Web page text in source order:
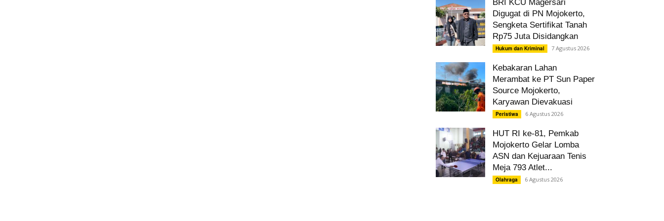
BRI KCU Magersari
Digugat di PN Mojokerto,
Sengketa Sertifikat Tanah
Rp75 Juta Disidangkan
Hukum dan Kriminal 7 Agustus 2026
Kebakaran Lahan
Merambat ke PT Sun Paper
Source Mojokerto,
Karyawan Dievakuasi
Peristiwa 6 Agustus 2026
HUT RI ke-81, Pemkab
Mojokerto Gelar Lomba
ASN dan Kejuaraan Tenis
Meja 793 Atlet...
Olahraga 6 Agustus 2026